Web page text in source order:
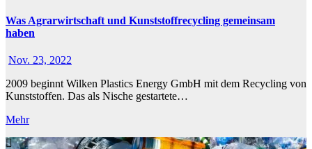
Was Agrarwirtschaft und Kunststoffrecycling gemeinsam
haben
Nov. 23, 2022
2009 beginnt Wilken Plastics Energy GmbH mit dem Recycling von
Kunststoffen. Das als Nische gestartete…
Mehr